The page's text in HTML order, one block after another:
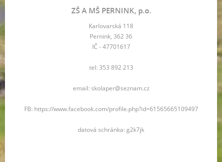
ZŠ A MŠ PERNINK, p.o.
Karlovarská 118
Pernink, 362 36
IČ - 47701617
tel: 353 892 213
email: skolaper@seznam.cz
FB: https://www.facebook.com/profile.php?id=61565665109497
datová schránka: g2k7jk